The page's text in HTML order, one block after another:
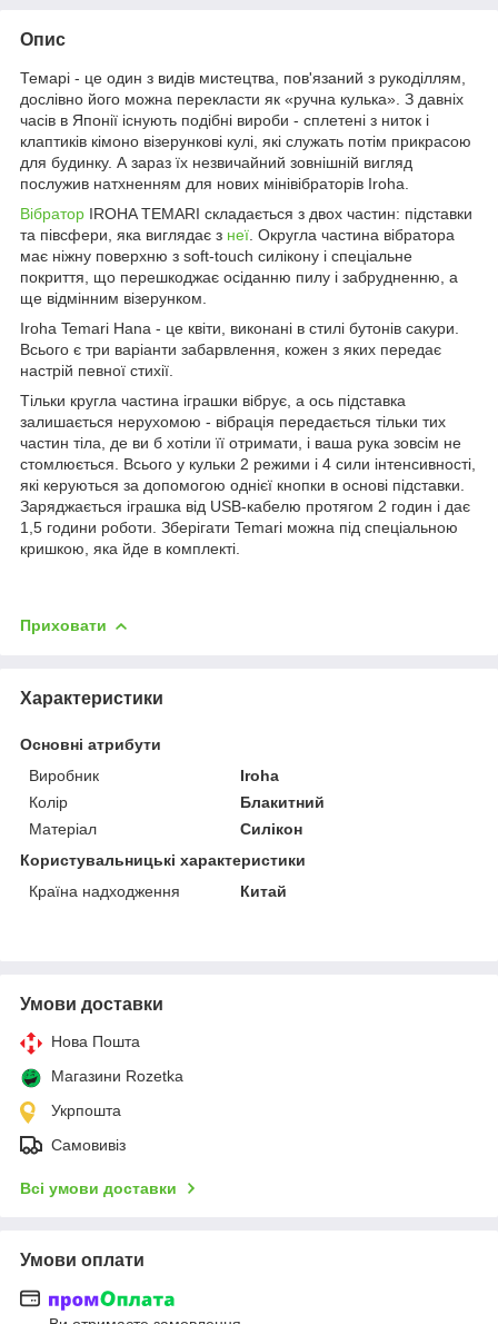
Опис
Темарі - це один з видів мистецтва, пов'язаний з рукоділлям,
дослівно його можна перекласти як «ручна кулька». З давніх
часів в Японії існують подібні вироби - сплетені з ниток і
клаптиків кімоно візерункові кулі, які служать потім прикрасою
для будинку. А зараз їх незвичайний зовнішній вигляд
послужив натхненням для нових мінівібраторів Iroha.
Вібратор IROHA TEMARI складається з двох частин: підставки
та півсфери, яка виглядає з неї . Округла частина вібратора
має ніжну поверхню з soft-touch силікону і спеціальне
покриття, що перешкоджає осіданню пилу і забрудненню, а
ще відмінним візерунком.
Iroha Temari Hana - це квіти, виконані в стилі бутонів сакури.
Всього є три варіанти забарвлення, кожен з яких передає
настрій певної стихії.
Тільки кругла частина іграшки вібрує, а ось підставка
залишається нерухомою - вібрація передається тільки тих
частин тіла, де ви б хотіли її отримати, і ваша рука зовсім не
стомлюється. Всього у кульки 2 режими і 4 сили інтенсивності,
які керуються за допомогою однієї кнопки в основі підставки.
Заряджається іграшка від USB-кабелю протягом 2 годин і дає
1,5 години роботи. Зберігати Temari можна під спеціальною
кришкою, яка йде в комплекті.
Приховати
Характеристики
Основні атрибути
Виробник
Iroha
Колір
Блакитний
Матеріал
Силікон
Користувальницькі характеристики
Країна надходження
Китай
Умови доставки
Нова Пошта
Магазини Rozetka
Укрпошта
Самовивіз
Всі умови доставки
Умови оплати